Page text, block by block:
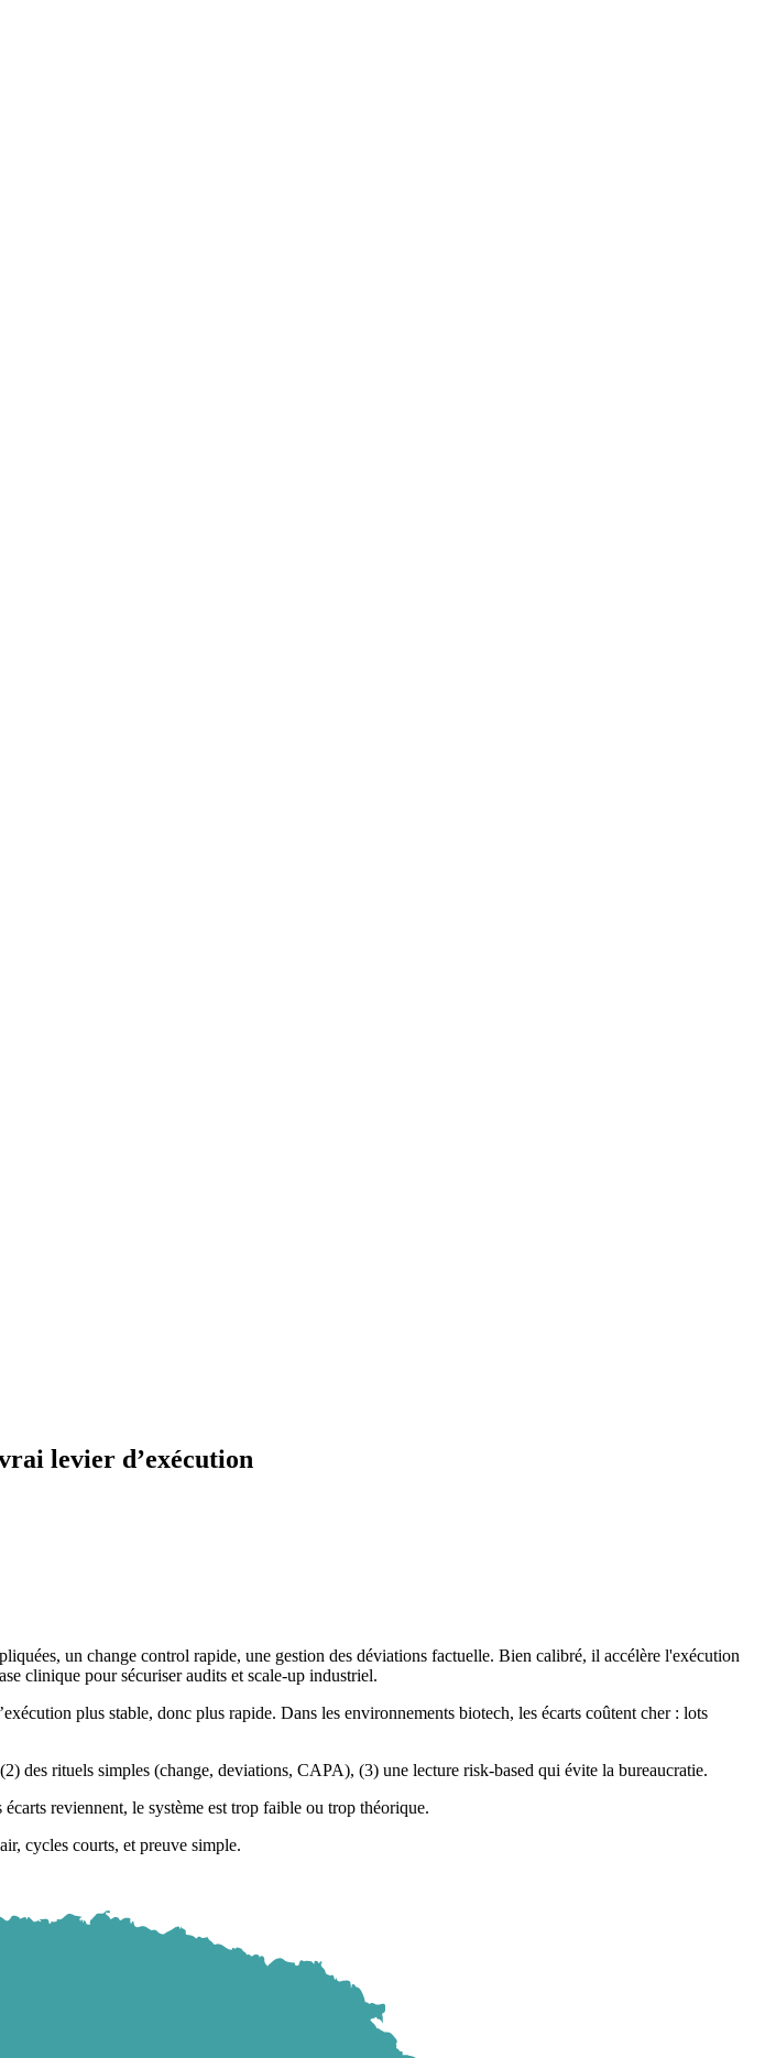
levier d’exécution
un change control rapide, une gestion des déviations factuelle. Bien calibré, il accélère l'exécution
clinique pour sécuriser audits et scale-up industriel.
plus stable, donc plus rapide. Dans les environnements biotech, les écarts coûtent cher : lots
des rituels simples (change, deviations, CAPA), (3) une lecture risk-based qui évite la bureaucratie.
reviennent, le système est trop faible ou trop théorique.
cycles courts, et preuve simple.